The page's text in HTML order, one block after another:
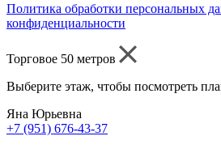
Политика обработки персональных
конфиденциальности
Торговое 50 метров
Выберите этаж, чтобы посмотреть
Яна Юрьевна
+7 (951) 676-43-37